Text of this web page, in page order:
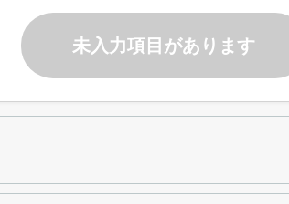
未入力項目があります